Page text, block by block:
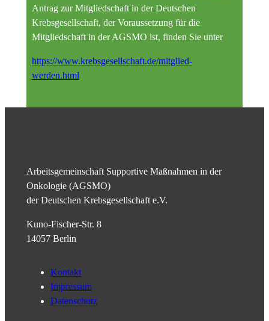
Antrag zur Mitgliedschaft in der Deutschen
Krebsgesellschaft, der Voraussetzung für die
Mitgliedschaft in der AGSMO ist, finden Sie unter
https://www.krebsgesellschaft.de/mitglied-
werden.html
Arbeitsgemeinschaft Supportive Maßnahmen in der
Onkologie (AGSMO)
der Deutschen Krebsgesellschaft e.V.
Kuno-Fischer-Str. 8
14057 Berlin
Kontakt
Impressum
Datenschutz